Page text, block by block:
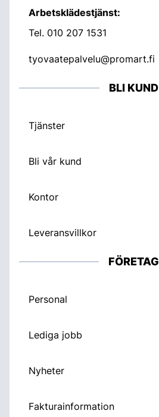
Arbetsklädestjänst:
Tel. 010 207 1531
tyovaatepalvelu@promart.fi
BLI KUND
Tjänster
Bli vår kund
Kontor
Leveransvillkor
FÖRETAG
Personal
Lediga jobb
Nyheter
Fakturainformation